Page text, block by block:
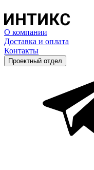
О компании
Доставка и оплата
Контакты
Проектный отдел